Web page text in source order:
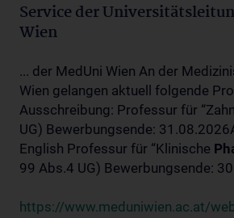
Service der
Wien
... der MedUni Wien An der
Wien gelangen aktuell folgende
Ausschreibung: Professur für
UG) Bewerbungsende:
English Professur für “Klinische
99 Abs.4 UG) Bewerbungsende:
https://www.meduniwien.ac.at/